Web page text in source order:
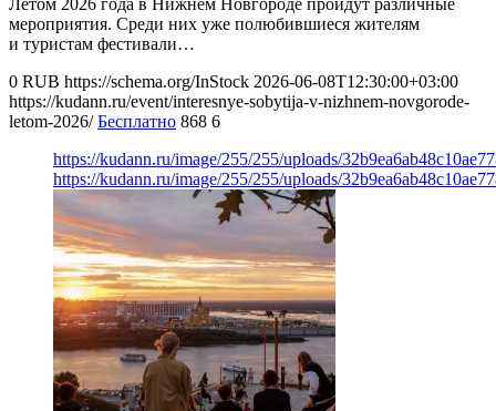
Летом 2026 года в Нижнем Новгороде пройдут различные
мероприятия. Среди них уже полюбившиеся жителям
и туристам фестивали…
0 RUB https://schema.org/InStock 2026-06-08T12:30:00+03:00
https://kudann.ru/event/interesnye-sobytija-v-nizhnem-novgorode-
letom-2026/ Бесплатно 868 6
https://kudann.ru/image/255/255/uploads/
https://kudann.ru/image/255/255/uploads/